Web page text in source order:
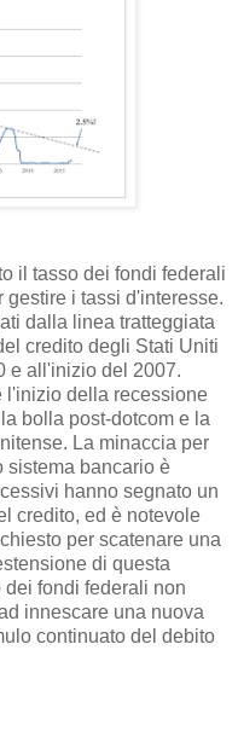
il tasso dei fondi federali
i tassi d'interesse.
dalla linea tratteggiata
credito degli Stati Uniti
e all'inizio del 2007.
l'inizio della recessione
bolla post-dotcom e la
La minaccia per
sistema bancario è
hanno segnato un
credito, ed è notevole
per scatenare una
di questa
fondi federali non
innescare una nuova
continuato del debito